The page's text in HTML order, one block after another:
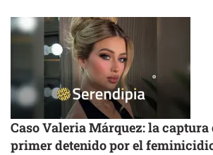
Caso Valeria Márquez: la captura
primer detenido por el